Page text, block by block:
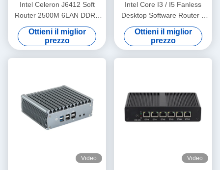
Intel Celeron J6412 Soft
Router 2500M 6LAN DDR4
32GB HD Display Mini PC
Ottieni il miglior
prezzo
Intel Core I3 / I5 Fanless
Desktop Software Router 6
RJ45 LAN DDR3 8GB RAM
Ottieni il miglior
prezzo
Video Video